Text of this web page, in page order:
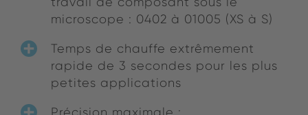
microscope : 0402 à 01005 (XS à S)
Temps de chauffe extrêmement
rapide de 3 secondes pour les plus
petites applications